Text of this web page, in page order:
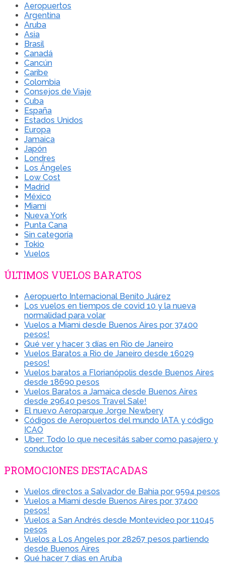
Aeropuertos
Argentina
Aruba
Asia
Brasil
Canadá
Cancún
Caribe
Colombia
Consejos de Viaje
Cuba
España
Estados Unidos
Europa
Jamaica
Japón
Londres
Los Ángeles
Low Cost
Madrid
México
Miami
Nueva York
Punta Cana
Sin categoría
Tokio
Vuelos
ÚLTIMOS VUELOS BARATOS
Aeropuerto Internacional Benito Juárez
Los vuelos en tiempos de covid 10 y la nueva
normalidad para volar
Vuelos a Miami desde Buenos Aires por 37400
pesos!
Qué ver y hacer 3 días en Rio de Janeiro
Vuelos Baratos a Rio de Janeiro desde 16029
pesos!
Vuelos baratos a Florianópolis desde Buenos Aires
desde 18690 pesos
Vuelos Baratos a Jamaica desde Buenos Aires
desde 29640 pesos Travel Sale!
El nuevo Aeroparque Jorge Newbery
Códigos de Aeropuertos del mundo IATA y código
ICAO
Uber: Todo lo que necesitás saber como pasajero y
conductor
PROMOCIONES DESTACADAS
Vuelos directos a Salvador de Bahia por 9594 pesos
Vuelos a Miami desde Buenos Aires por 37400
pesos!
Vuelos a San Andrés desde Montevideo por 11045
pesos
Vuelos a Los Angeles por 28267 pesos partiendo
desde Buenos Aires
Qué hacer 7 días en Aruba